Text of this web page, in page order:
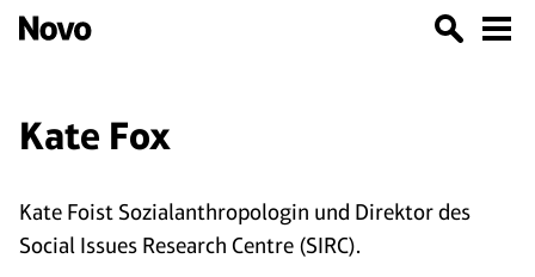
Kate Fox
Kate Foist Sozialanthropologin und Direktor des
Social Issues Research Centre (SIRC).